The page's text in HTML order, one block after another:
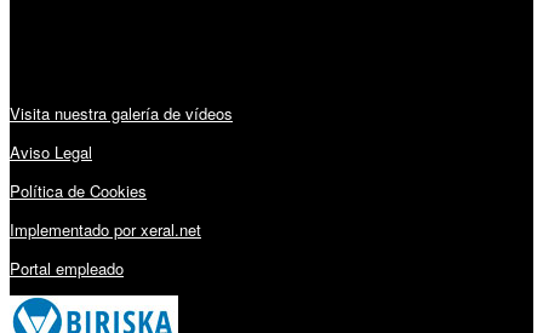
Visita nuestra galería de vídeos
Aviso Legal
Política de Cookies
Implementado por xeral.net
Portal empleado